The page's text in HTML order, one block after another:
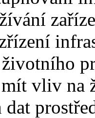
vliv na
dat